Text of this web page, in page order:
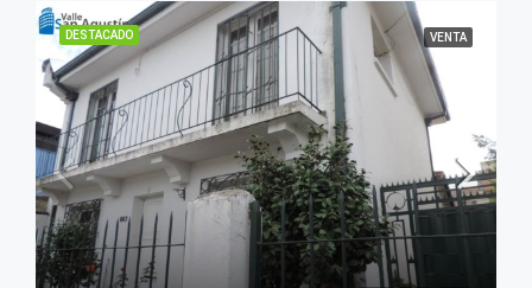
DESTACADO VENTA